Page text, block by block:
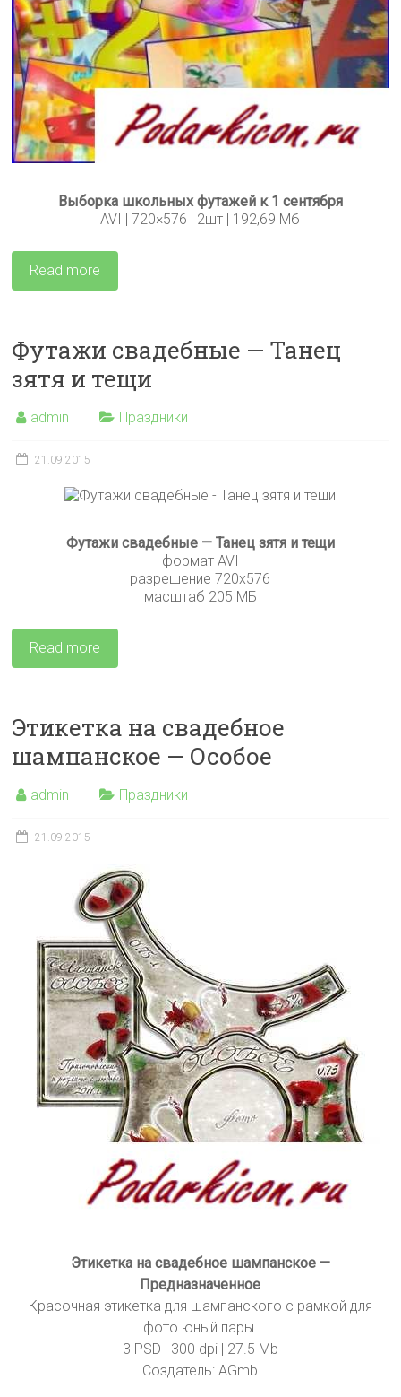
Выборка школьных футажей к 1 сентября
AVI | 720×576 | 2шт | 192,69 Мб
Read more
Футажи свадебные — Танец
зятя и тещи
admin Праздники
21.09.2015
Футажи свадебные — Танец зятя и тещи
формат AVI
разрешение 720х576
масштаб 205 МБ
Read more
Этикетка на свадебное
шампанское — Особое
admin Праздники
21.09.2015
Этикетка на свадебное шампанское —
Предназначенное
Красочная этикетка для шампанского с рамкой для
фото юный пары.
3 PSD | 300 dpi | 27.5 Mb
Создатель: AGmb